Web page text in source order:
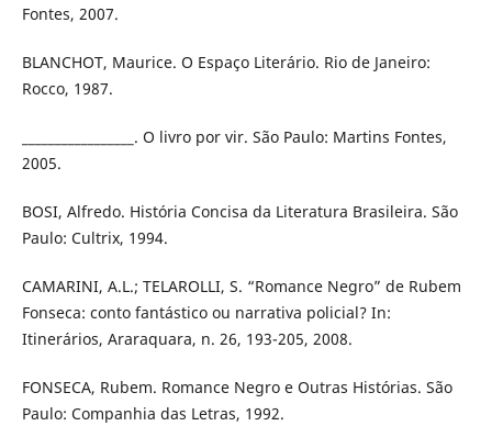
Fontes, 2007.
BLANCHOT, Maurice. O Espaço Literário. Rio de Janeiro:
Rocco, 1987.
_________________. O livro por vir. São Paulo: Martins Fontes,
2005.
BOSI, Alfredo. História Concisa da Literatura Brasileira. São
Paulo: Cultrix, 1994.
CAMARINI, A.L.; TELAROLLI, S. “Romance Negro” de Rubem
Fonseca: conto fantástico ou narrativa policial? In:
Itinerários, Araraquara, n. 26, 193-205, 2008.
FONSECA, Rubem. Romance Negro e Outras Histórias. São
Paulo: Companhia das Letras, 1992.